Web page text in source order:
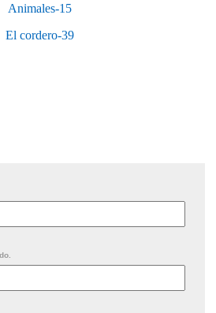
Animales-15
El cordero-39